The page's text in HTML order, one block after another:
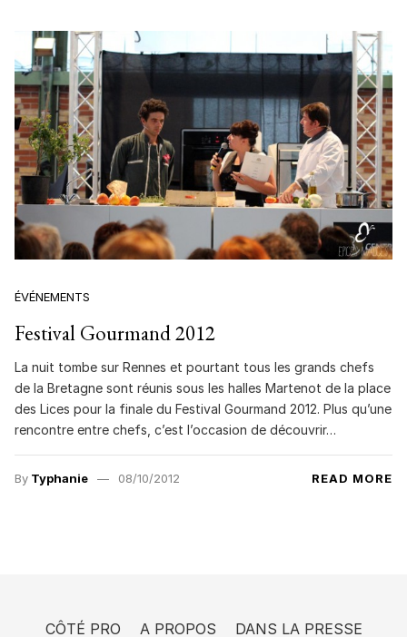
ÉVÉNEMENTS
Festival Gourmand 2012
La nuit tombe sur Rennes et pourtant tous les grands chefs
de la Bretagne sont réunis sous les halles Martenot de la place
des Lices pour la finale du Festival Gourmand 2012. Plus qu’une
rencontre entre chefs, c’est l’occasion de découvrir…
By Typhanie 08/10/2012 READ MORE
CÔTÉ PRO A PROPOS DANS LA PRESSE